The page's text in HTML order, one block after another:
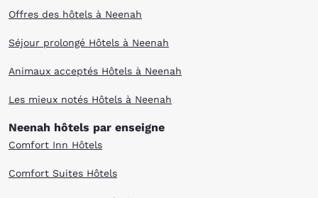
Offres des hôtels à Neenah
Séjour prolongé Hôtels à Neenah
Animaux acceptés Hôtels à Neenah
Les mieux notés Hôtels à Neenah
Neenah hôtels par enseigne
Comfort Inn Hôtels
Comfort Suites Hôtels